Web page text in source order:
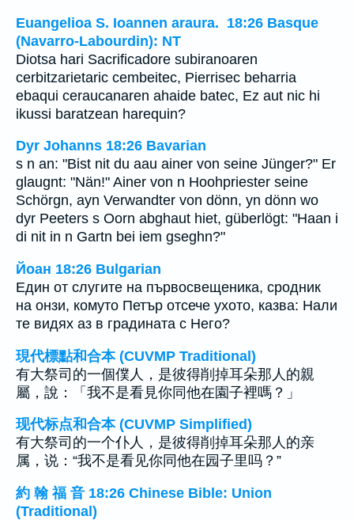
Euangelioa S. Ioannen araura. 18:26 Basque
(Navarro-Labourdin): NT
Diotsa hari Sacrificadore subiranoaren
cerbitzarietaric cembeitec, Pierrisec beharria
ebaqui ceraucanaren ahaide batec, Ez aut nic hi
ikussi baratzean harequin?
Dyr Johanns 18:26 Bavarian
s n an: "Bist nit du aau ainer von seine Jünger?" Er
glaugnt: "Nän!" Ainer von n Hoohpriester seine
Schörgn, ayn Verwandter von dönn, yn dönn wo
dyr Peeters s Oorn abghaut hiet, güberlögt: "Haan i
di nit in n Gartn bei iem gseghn?"
Йоан 18:26 Bulgarian
Един от слугите на първосвещеника, сродник
на онзи, комуто Петър отсече ухото, казва: Нали
те видях аз в градината с Него?
現代標點和合本 (CUVMP Traditional)
有大祭司的一個僕人，是彼得削掉耳朵那人的親
屬，說：「我不是看見你同他在園子裡嗎？」
现代标点和合本 (CUVMP Simplified)
有大祭司的一个仆人，是彼得削掉耳朵那人的亲
属，说：“我不是看见你同他在园子里吗？”
約 翰 福 音 18:26 Chinese Bible: Union
(Traditional)